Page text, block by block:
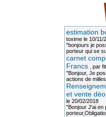
estimation
toximele 10/11/
"bonjours je
porteur qui se
carnet
Francs, par
"Bonjour, Je
actions de
et vente
le 20/02/2018
"Bonjour J'ai en